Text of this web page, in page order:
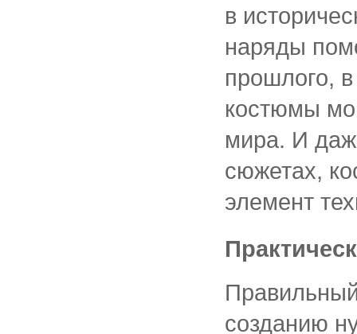
в
наряды
прошлого,
костюмы
мира. И
сюжетах,
элемент
созданию